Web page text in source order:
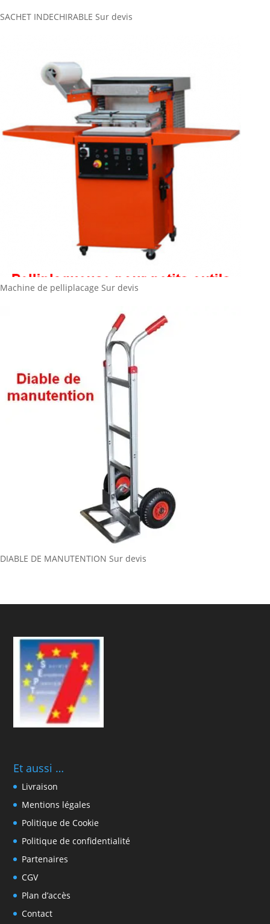
SACHET INDECHIRABLE Sur devis
Machine de pelliplacage Sur devis
DIABLE DE MANUTENTION Sur devis
Et aussi …
Livraison
Mentions légales
Politique de Cookie
Politique de confidentialité
Partenaires
CGV
Plan d’accès
Contact